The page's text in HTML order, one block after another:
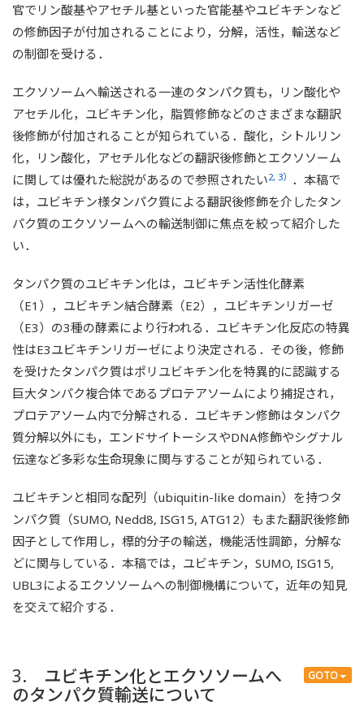
官でリン酸基やアセチル基といった官能基やユビキチンなど
の修飾因子が付加されることにより，分解，活性，輸送など
の制御を受ける．
エクソソームへ輸送される一連のタンパク質も，リン酸化や
アセチル化，ユビキチン化，脂質修飾などのさまざまな翻訳
後修飾が付加されることが知られている．酸化，シトルリン
化，リン酸化，アセチル化などの翻訳後修飾とエクソソーム
に関しては優れた総説があるので参照されたい2, 3） ．本稿で
は，ユビキチン様タンパク質による翻訳後修飾を介したタン
パク質のエクソソームへの輸送制御に焦点を絞って紹介した
い．
タンパク質のユビキチン化は，ユビキチン活性化酵素
（E1），ユビキチン結合酵素（E2），ユビキチンリガーゼ
（E3）の3種の酵素により行われる．ユビキチン化反応の特異
性はE3ユビキチンリガーゼにより決定される．その後，修飾
を受けたタンパク質はポリユビキチン化を特異的に認識する
巨大タンパク複合体であるプロテアソームにより捕捉され，
プロテアソーム内で分解される．ユビキチン修飾はタンパク
質分解以外にも，エンドサイトーシスやDNA修飾やシグナル
伝達など多彩な生命現象に関与することが知られている．
ユビキチンと相同な配列（ubiquitin-like domain）を持つタ
ンパク質（SUMO, Nedd8, ISG15, ATG12）もまた翻訳後修飾
因子として作用し，標的分子の輸送，機能活性調節，分解な
どに関与している．本稿では，ユビキチン，SUMO, ISG15,
UBL3によるエクソソームへの制御機構について，近年の知見
を交えて紹介する．
GOTO
3. ユビキチン化とエクソソームへ
のタンパク質輸送について